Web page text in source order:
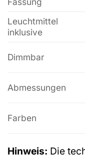
Leuchtmittel
inklusive
Dimmbar
Abmessungen
Farben
Hinweis: Die